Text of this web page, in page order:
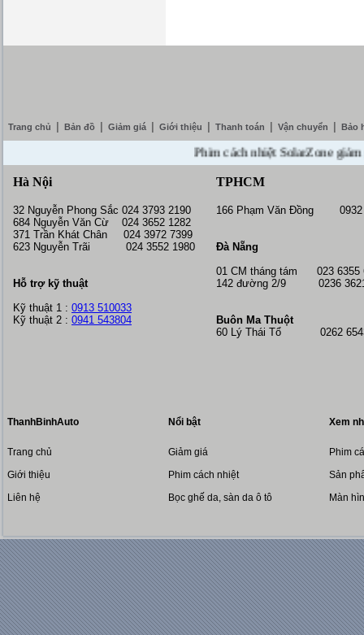
Trang chủ Bản đồ Giảm giá Giới thiệu Thanh toán Vận chuyển Bảo
Phim cách nhiệt SolarZone giảm
Hà Nội
32 Nguyễn Phong Sắc 024 3793 2190
684 Nguyễn Văn Cừ 024 3652 1282
371 Trần Khát Chân 024 3972 7399
623 Nguyễn Trãi 024 3552 1980
Hỗ trợ kỹ thuật
Kỹ thuật 1 : 0913 510033
Kỹ thuật 2 : 0941 543804
TPHCM
166 Phạm Văn Đồng 0932
Đà Nẵng
01 CM tháng tám 023 6355
142 đường 2/9 0236
Buôn Ma Thuột
60 Lý Thái Tổ 0262
ThanhBinhAuto
Trang chủ
Giới thiệu
Liên hệ
Nổi bật
Giảm giá
Phim cách nhiệt
Bọc ghế da, sàn da ô tô
Xem
Phim
Sản
Màn